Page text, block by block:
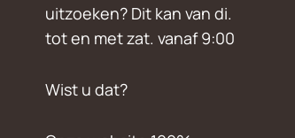
uitzoeken? Dit kan van di.
tot en met zat. vanaf 9:00
Wist u dat?